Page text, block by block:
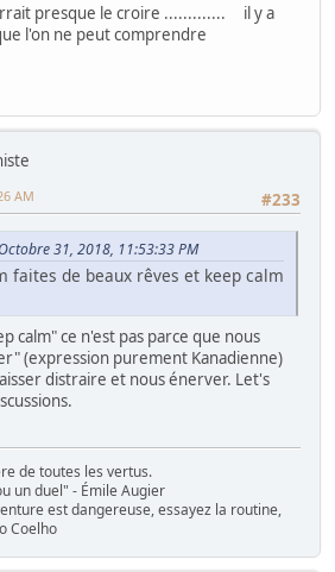
presque le croire ............. il y a
l'on ne peut comprendre
#233
AM
31, 2018, 11:53:33 PM
faites de beaux rêves et keep calm
calm" ce n'est pas parce que nous
(expression purement Kanadienne)
distraire et nous énerver. Let's
de toutes les vertus.
un duel" - Émile Augier
est dangereuse, essayez la routine,
Coelho